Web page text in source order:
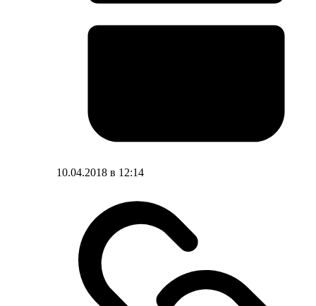
10.04.2018 в 12:14